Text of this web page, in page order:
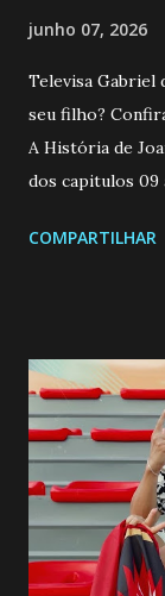
junho 07, 2026
Televisa Gabriel
seu filho?
A História de
dos capitulos 09
a Programação
confessa a
pessoa que ela
entra no quarto
encontro deles,
Paula sobre a
Rogerio
COMPARTILHAR